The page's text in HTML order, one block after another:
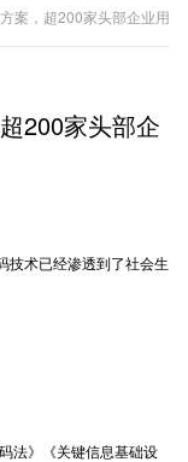
案，超200家头部企业用
200家头部企
术已经渗透到了社会生
法》《关键信息基础设